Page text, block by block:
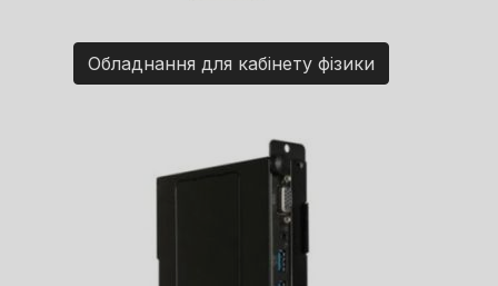
Обладнання для кабінету фізики